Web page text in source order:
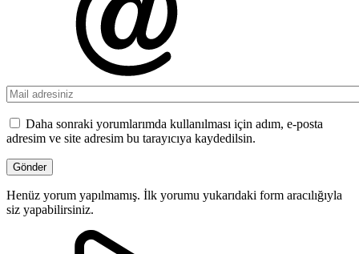
Daha sonraki yorumlarımda kullanılması için adım, e-posta
adresim ve site adresim bu tarayıcıya kaydedilsin.
Henüz yorum yapılmamış. İlk yorumu yukarıdaki form aracılığıyla
siz yapabilirsiniz.